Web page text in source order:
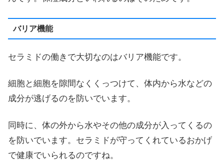
バリア機能
セラミドの働きで大切なのはバリア機能です。
細胞と細胞を隙間なくくっつけて、体内から水などの
成分が逃げるのを防いでいます。
同時に、体の外から水やその他の成分が入ってくるの
を防いでいます。セラミドが守ってくれているおかげ
で健康でいられるのですね。